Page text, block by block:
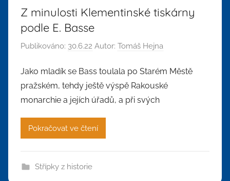
Z minulosti Klementinské tiskárny
podle E. Basse
Publikováno: 30.6.22 Autor: Tomáš Hejna
Jako mladík se Bass toulala po Starém Městě
pražském, tehdy ještě výspě Rakouské
monarchie a jejích úřadů, a při svých
Pokračovat ve čtení
Střípky z historie